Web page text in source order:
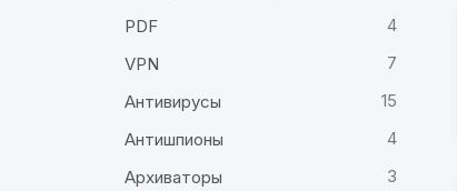
PDF
4
VPN
7
Антивирусы
15
Антишпионы
4
Архиваторы
3